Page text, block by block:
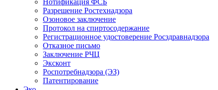
Нотификация ФСБ
Разрешение Ростехнадзора
Озоновое заключение
Протокол на спиртосодержание
Регистрационное удостоверение Росздравнадзора
Отказное письмо
Заключение РЧЦ
Эксконт
Роспотребнадзора (ЭЗ)
Патентирование